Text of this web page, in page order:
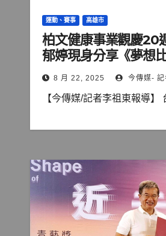
運動、賽事 高雄市
柏文健康事業觀慶20
郁婷現身分享《夢想
8 月 22, 2025 今傳媒- 記
【今傳媒/記者李祖東報導】